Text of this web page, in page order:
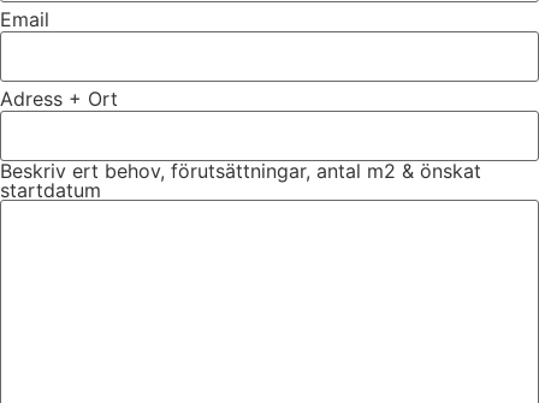
Email
Adress + Ort
Beskriv ert behov, förutsättningar, antal m2 & önskat
startdatum